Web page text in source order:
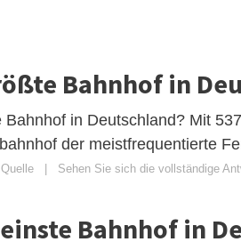
Bahnhof in
in Deutschland? Mit
der meistfrequentierte
Sehen Sie sich die vollständige
Bahnhof in